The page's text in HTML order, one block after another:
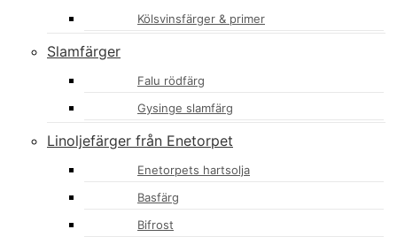
Kölsvinsfärger & primer
Slamfärger
Falu rödfärg
Gysinge slamfärg
Linoljefärger från Enetorpet
Enetorpets hartsolja
Basfärg
Bifrost